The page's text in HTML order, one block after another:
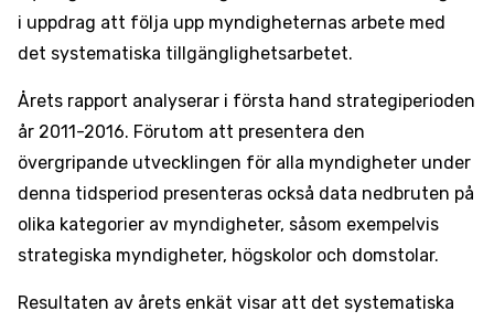
i uppdrag att följa upp myndigheternas arbete med
det systematiska tillgänglighetsarbetet.
Årets rapport analyserar i första hand strategiperioden
år 2011-2016. Förutom att presentera den
övergripande utvecklingen för alla myndigheter under
denna tidsperiod presenteras också data nedbruten på
olika kategorier av myndigheter, såsom exempelvis
strategiska myndigheter, högskolor och domstolar.
Resultaten av årets enkät visar att det systematiska